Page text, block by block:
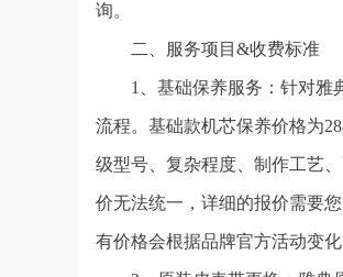
询。
二、服务项目&收费标准
1、基础保养服务：针对雅
流程。基础款机芯保养价格为
级型号、复杂程度、制作工艺
价无法统一，详细的报价需要
有价格会根据品牌官方活动变